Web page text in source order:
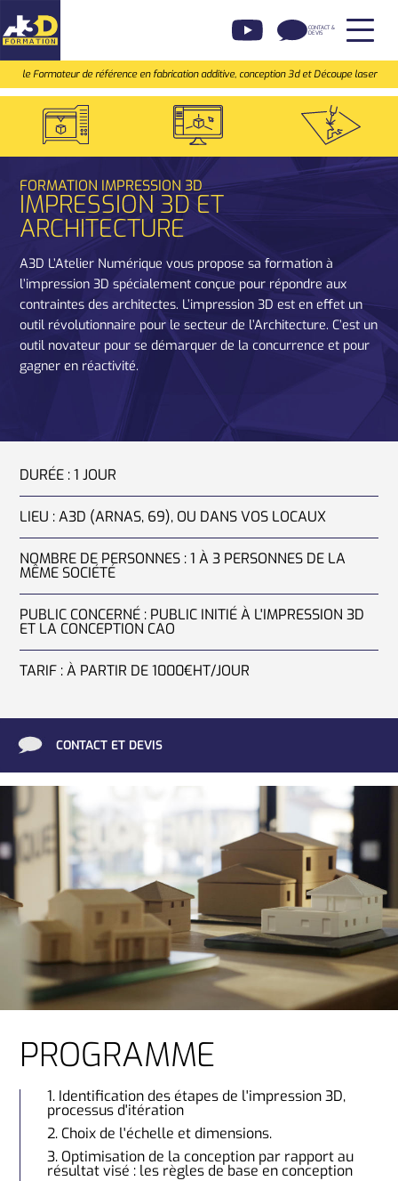
le Formateur de référence en fabrication additive, conception 3d et Découpe laser
CONTACT &
DEVIS
FORMATION IMPRESSION 3D
IMPRESSION 3D ET
ARCHITECTURE
A3D L’Atelier Numérique vous propose sa formation à
l’impression 3D spécialement conçue pour répondre aux
contraintes des architectes. L’impression 3D est en effet un
outil révolutionnaire pour le secteur de l’Architecture. C’est un
outil novateur pour se démarquer de la concurrence et pour
gagner en réactivité.
DURÉE :1 JOUR
LIEU :A3D (ARNAS, 69), OU DANS VOS LOCAUX
NOMBRE DE PERSONNES :1 À 3 PERSONNES DE LA
MÊME SOCIÉTÉ
PUBLIC CONCERNÉ : PUBLIC INITIÉ À L'IMPRESSION 3D
ET LA CONCEPTION CAO
TARIF :À PARTIR DE 1000€HT/JOUR
CONTACT ET DEVIS
PROGRAMME
Identification des étapes de l'impression 3D,
processus d'itération
Choix de l'échelle et dimensions.
Optimisation de la conception par rapport au
résultat visé : les règles de base en conception